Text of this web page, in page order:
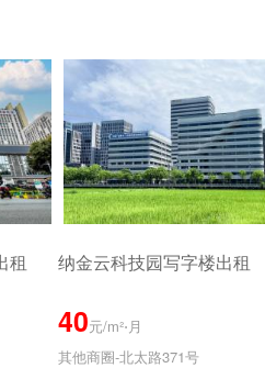
租 纳金云科技园写字楼出租
40元/m²⋅月
其他商圈-北太路371号